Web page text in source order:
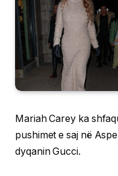
Mariah Carey ka
pushimet e saj në
dyqanin Gucci.